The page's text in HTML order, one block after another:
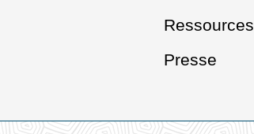
Ressources
Presse